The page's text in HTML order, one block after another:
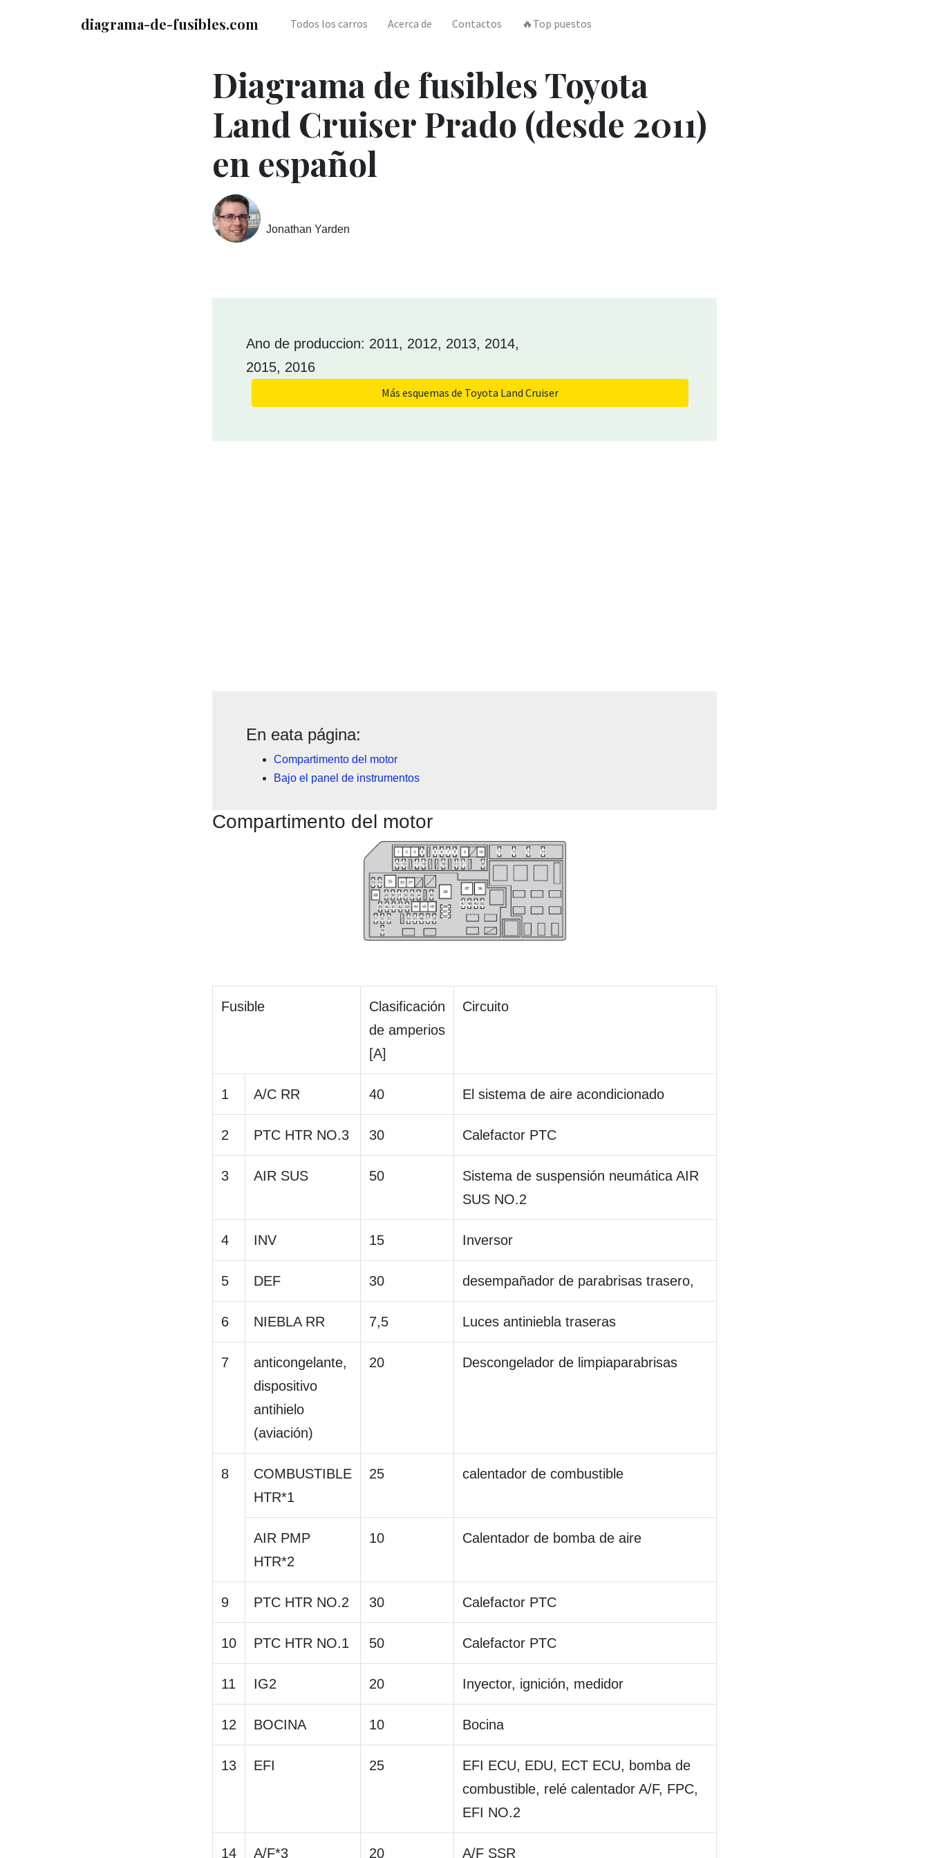
diagrama-de-fusibles.com Todos los carros Acerca de Contactos 🔥Top puestos
Diagrama de fusibles Toyota
Land Cruiser Prado (desde 2011)
en español
Jonathan Yarden
Ano de produccion: 2011, 2012, 2013, 2014,
2015, 2016
Más esquemas de Toyota Land Cruiser
En eata página:
Compartimento del motor
Bajo el panel de instrumentos
Compartimento del motor
Fusible
Clasificación
de amperios
[A]
Circuito
1 A/C RR 40 El sistema de aire acondicionado
2 PTC HTR NO.3 30 Calefactor PTC
3 AIR SUS 50
Sistema de suspensión neumática AIR
SUS NO.2
4 INV 15 Inversor
5 DEF 30 desempañador de parabrisas trasero,
6 NIEBLA RR 7,5 Luces antiniebla traseras
7
anticongelante,
dispositivo
antihielo
(aviación)
20 Descongelador de limpiaparabrisas
8
COMBUSTIBLE
HTR*1
25 calentador de combustible
AIR PMP
HTR*2
10 Calentador de bomba de aire
9 PTC HTR NO.2 30 Calefactor PTC
10 PTC HTR NO.1 50 Calefactor PTC
11 IG2 20 Inyector, ignición, medidor
12 BOCINA 10 Bocina
13 EFI 25
EFI ECU, EDU, ECT ECU, bomba de
combustible, relé calentador A/F, FPC,
EFI NO.2
14 A/F*3 20 A/F SSR